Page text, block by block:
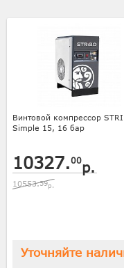
Винтовой компрессор
Simple 15, 16 бар
10327.00р.
10553.59р.
Уточняйте